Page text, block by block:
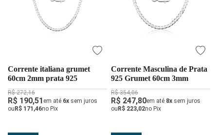
Corrente italiana grumet
60cm 2mm prata 925
R$ 272,16
R$ 190,51 em até 6x sem juros
ou R$ 171,46no Pix
Corrente Masculina de Prata
925 Grumet 60cm 3mm
R$ 354,06
R$ 247,80em até 8x sem juros
ou R$ 223,02no Pix